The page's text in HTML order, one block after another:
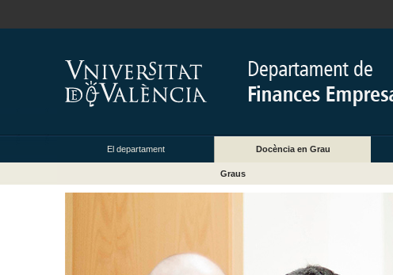
El departament Docència en Grau
Graus